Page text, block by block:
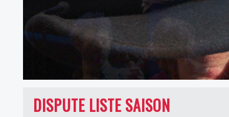
DISPUTE LISTE SAISON